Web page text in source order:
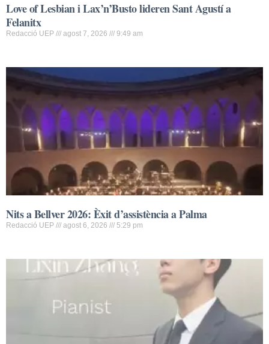
Love of Lesbian i Lax’n’Busto lideren Sant Agustí a
Felanitx
Redacció UEP agost 7, 2026 9:49 am
Nits a Bellver 2026: Èxit d’assistència a Palma
Redacció UEP agost 6, 2026 5:29 pm